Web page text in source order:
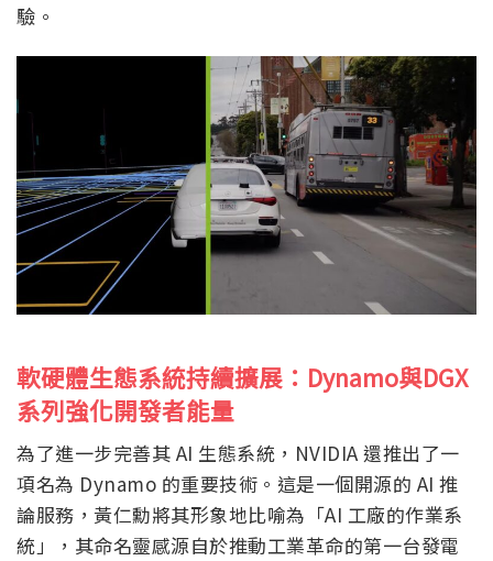
驗。
軟硬體生態系統持續擴展：Dynamo與DGX
系列強化開發者能量
為了進一步完善其 AI 生態系統，NVIDIA 還推出了一
項名為 Dynamo 的重要技術。這是一個開源的 AI 推
論服務，黃仁勳將其形象地比喻為「AI 工廠的作業系
統」，其命名靈感源自於推動工業革命的第一台發電